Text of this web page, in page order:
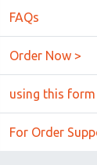
FAQs
Order Now >
using this form
For Order